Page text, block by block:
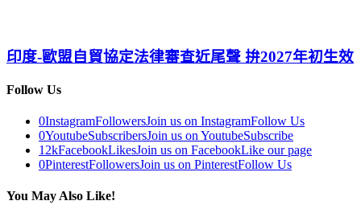
印度-歐盟自貿協定法律審查近尾聲 拚2027年初生效
Follow Us
0InstagramFollowersJoin us on InstagramFollow Us
0YoutubeSubscribersJoin us on YoutubeSubscribe
12kFacebookLikesJoin us on FacebookLike our page
0PinterestFollowersJoin us on PinterestFollow Us
You May Also Like!